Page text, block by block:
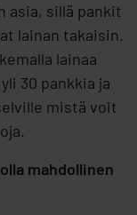
asia, sillä pankit
lainan takaisin.
lainaa
30 pankkia ja
mistä voit
mahdollinen